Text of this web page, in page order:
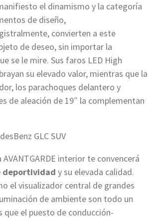
el dinamismo y la categoría
de diseño,
convierten a este
de deseo, sin importar la
se le mire. Sus faros LED High
su elevado valor, mientras que la
los parachoques delantero y
de aleación de 19″ la complementan
interior te convencerá
deportividad y su elevada calidad.
el visualizador central de grandes
de ambiente son todo un
que el puesto de conducción-